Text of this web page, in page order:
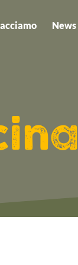
News